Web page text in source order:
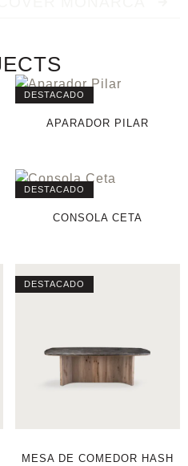
DESTACADO
APARADOR PILAR
DESTACADO
CONSOLA CETA
DESTACADO
MESA DE COMEDOR HASH